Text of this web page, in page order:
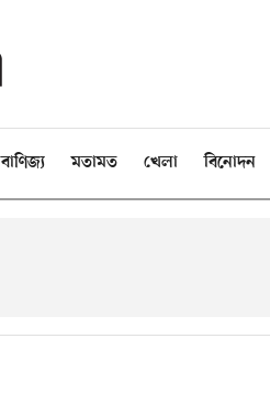
বাণিজ্য মতামত খেলা বিনোদন